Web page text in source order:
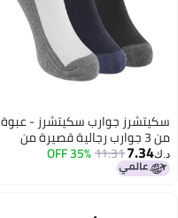
سكيتشرز جوارب سكيتشرز - عبوة
من 3 جوارب رجالية قصيرة من
قماش تيري
د.ك‏7.34
11.31
35% OFF